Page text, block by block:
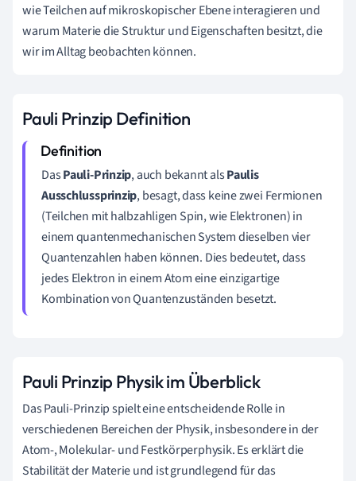
wie Teilchen auf mikroskopischer Ebene interagieren und
warum Materie die Struktur und Eigenschaften besitzt, die
wir im Alltag beobachten können.
Pauli Prinzip Definition
DasPauli-Prinzip, auch bekannt alsPaulis
Ausschlussprinzip, besagt, dass keine zwei Fermionen
(Teilchen mit halbzahligen Spin, wie Elektronen) in
einem quantenmechanischen System dieselben vier
Quantenzahlen haben können. Dies bedeutet, dass
jedes Elektron in einem Atom eine einzigartige
Kombination von Quantenzuständen besetzt.
Pauli Prinzip Physik im Überblick
Das Pauli-Prinzip spielt eine entscheidende Rolle in
verschiedenen Bereichen der Physik, insbesondere in der
Atom-, Molekular- und Festkörperphysik. Es erklärt die
Stabilität der Materie und ist grundlegend für das